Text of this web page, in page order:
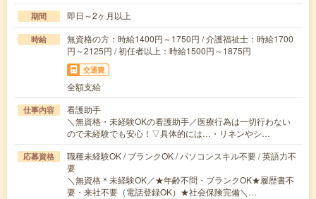
期間 即日～2ヶ月以上
時給
無資格の方：時給1400円～1750円 / 介護福祉士：時給1700
円～2125円 / 初任者以上：時給1500円～1875円
交通費
全額支給
仕事内容
看護助手
＼無資格・未経験OKの看護助手／医療行為は一切行わない
ので未経験でも安心！▽具体的には…・リネンやシ…
応募資格
職種未経験OK / ブランクOK / パソコンスキル不要 / 英語力不
要
＼無資格＊未経験OK／★年齢不問・ブランクOK★履歴書不
要・来社不要（電話登録OK）★社会保険完備＼…